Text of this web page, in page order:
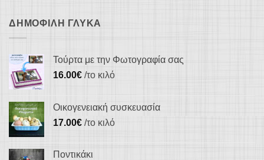
ΔΗΜΟΦΙΛΉ ΓΛΥΚΆ
Τούρτα με την Φωτογραφία σας
16.00€ /το κιλό
Οικογενειακή συσκευασία
17.00€ /το κιλό
Ποντικάκι